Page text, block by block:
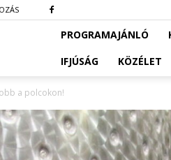
PROGRAMAJÁNLÓ
IFJÚSÁG
KÖZÉLET
a polcokon!